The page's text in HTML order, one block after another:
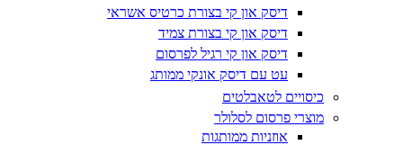
דיסק און קי בצורת כרטיס אשראי
דיסק און קי בצורת צמיד
דיסק און קי רגיל לפרסום
עט עם דיסק אונקי ממותג
כיסויים לטאבלטים
מוצרי פרסום לסלולר
אוזניות ממותגות